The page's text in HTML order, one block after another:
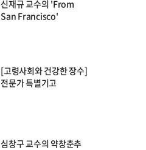
신재규 교수의 'From
San Francisco'
[고령사회와 건강한 장수]
전문가 특별기고
심창구 교수의 약창춘추